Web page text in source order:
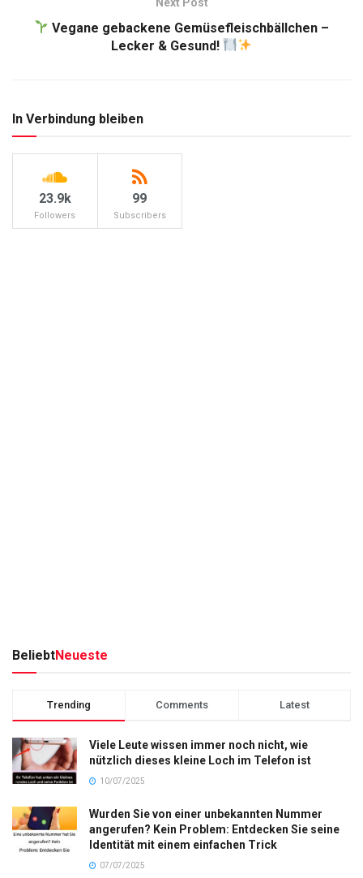
Vegane gebackene Gemüsefleischbällchen –
Lecker & Gesund!
In Verbindung bleiben
23.9k
Followers
99
Subscribers
BeliebtNeueste
Trending Comments Latest
Viele Leute wissen immer noch nicht, wie
nützlich dieses kleine Loch im Telefon ist
10/07/2025
Wurden Sie von einer unbekannten Nummer
angerufen? Kein Problem: Entdecken Sie seine
Identität mit einem einfachen Trick
07/07/2025